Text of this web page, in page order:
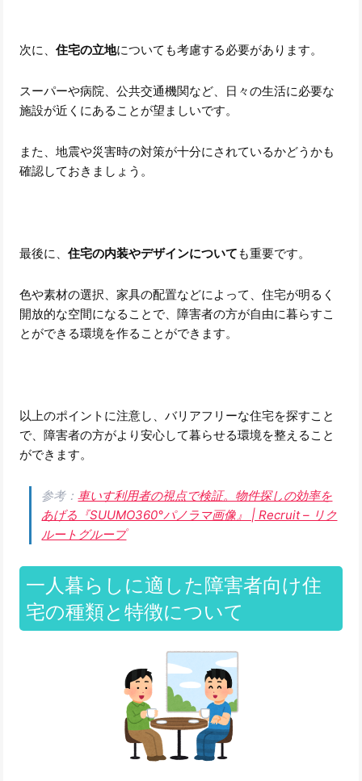
次に、住宅の立地についても考慮する必要があります。
スーパーや病院、公共交通機関など、日々の生活に必要な
施設が近くにあることが望ましいです。
また、地震や災害時の対策が十分にされているかどうかも
確認しておきましょう。
最後に、住宅の内装やデザインについても重要です。
色や素材の選択、家具の配置などによって、住宅が明るく
開放的な空間になることで、障害者の方が自由に暮らすこ
とができる環境を作ることができます。
以上のポイントに注意し、バリアフリーな住宅を探すこと
で、障害者の方がより安心して暮らせる環境を整えること
ができます。
参考：車いす利用者の視点で検証。物件探しの効率を
あげる『SUUMO360°パノラマ画像』 | Recruit – リク
ルートグループ
一人暮らしに適した障害者向け住
宅の種類と特徴について